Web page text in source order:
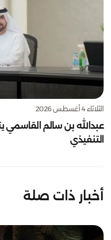
الثلاثاء 4 أغسطس 2026
عبدالله بن سالم القاسمي
التنفيذي
أخبار ذات صلة